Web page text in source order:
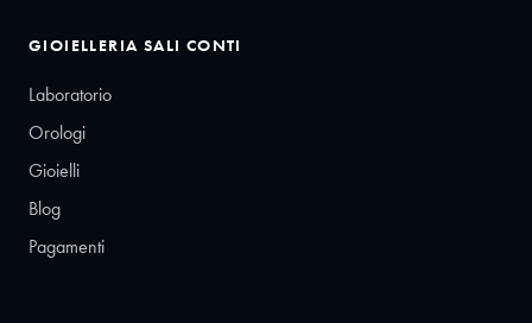
GIOIELLERIA SALI CONTI
Laboratorio
Orologi
Gioielli
Blog
Pagamenti